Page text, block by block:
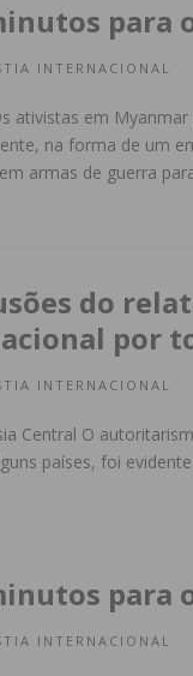
para
INTERNACIONAL
ativistas em
na forma de um
armas de guerra
do
por
INTERNACIONAL
Central O
países, foi
para
INTERNACIONAL